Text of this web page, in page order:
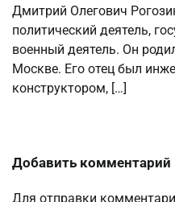
Дмитрий Олегович
политический деятель,
военный деятель. Он
Москве. Его отец был
конструктором, […]
Добавить комментарий
Для отправки